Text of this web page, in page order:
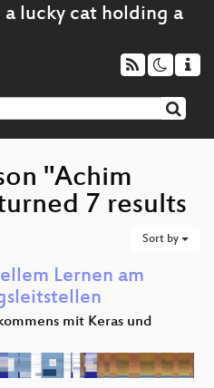
"Achim
7 results
Sort by
Lernen am
mit Keras und